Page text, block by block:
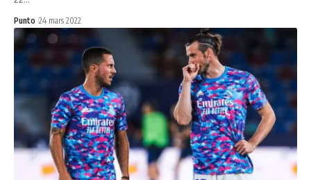
Punto 24 mars 2022